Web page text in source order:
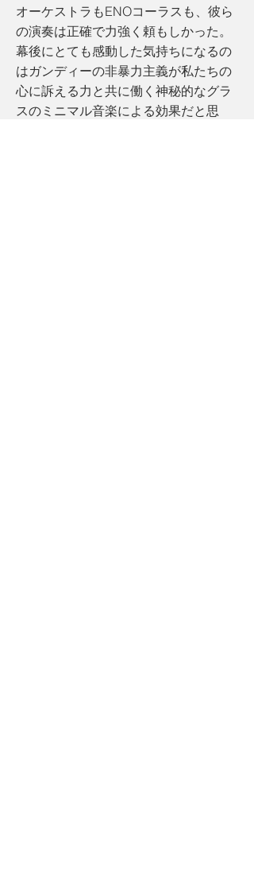
オーケストラもENOコーラスも、彼ら
の演奏は正確で力強く頼もしかった。
幕後にとても感動した気持ちになるの
はガンディーの非暴力主義が私たちの
心に訴える力と共に働く神秘的なグラ
スのミニマル音楽による効果だと思